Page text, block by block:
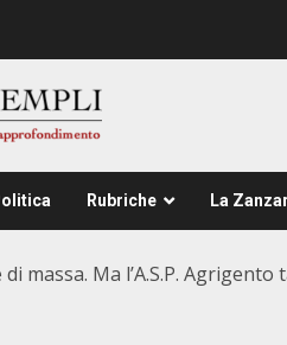
Rubriche La
massa. Ma l’A.S.P. Agrigento